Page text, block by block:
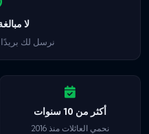
لا
نرسل لك
أكثر من 10 سنوات
نحمي العائلات منذ 2016